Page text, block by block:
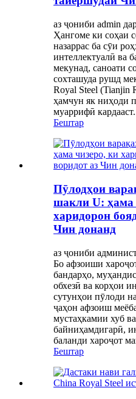
аз ҷониби admin
Ҳангоме ки соҳаи
назаррас ба сӯи
интеллектуалӣ ва
мекунад, саноати
сохташуда рушд
Royal Steel (Tianjin
ҳамчун як ниҳоди
муаррифӣ
Бештар
Пӯлодҳои
шакли U: ҳама
харидорон
Чин донанд
аз ҷониби
Бо афзоиши
бандарҳо,
обхезӣ ва корҳои
сутунҳои пӯлоди
ҷаҳон афзоиш
мустаҳкамии хуб
байниҳамдигарӣ,
баланди хароҷот
Бештар